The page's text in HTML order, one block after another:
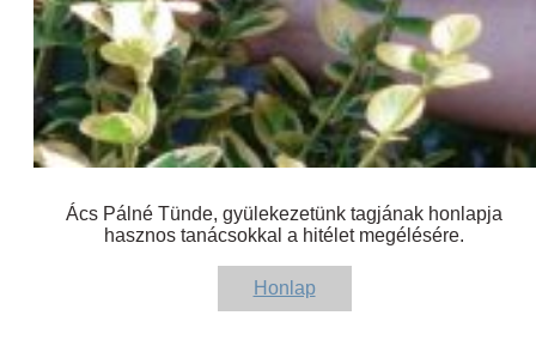
Ács Pálné Tünde, gyülekezetünk tagjának honlapja
hasznos tanácsokkal a hitélet megélésére.
Honlap